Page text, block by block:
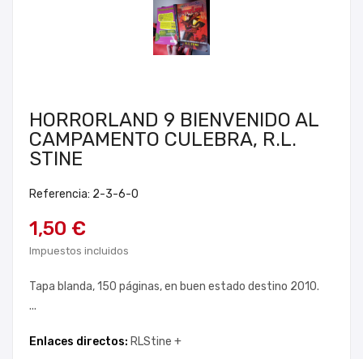
HORRORLAND 9 BIENVENIDO AL
CAMPAMENTO CULEBRA, R.L.
STINE
Referencia: 2-3-6-0
1,50 €
Impuestos incluidos
Tapa blanda, 150 páginas, en buen estado destino 2010.
...
Enlaces directos: RLStine +